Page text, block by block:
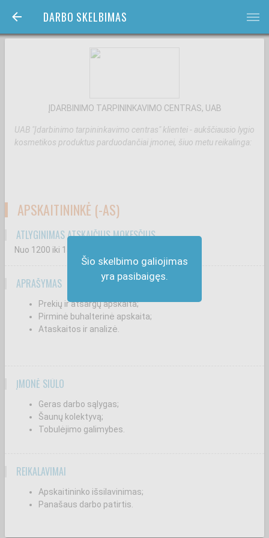
DARBO SKELBIMAS bars
Šio skelbimo galiojimas
yra pasibaigęs.
ĮDARBINIMO TARPININKAVIMO CENTRAS, UAB
UAB "Įdarbinimo tarpininkavimo centras" klientei - aukščiausio lygio
kosmetikos produktus parduodančiai įmonei, šiuo metu reikalinga:
APSKAITININKĖ (-AS)
ATLYGINIMAS ATSKAIČIUS MOKESČIUS
Nuo 1200 iki 1500
APRAŠYMAS
Prekių ir atsargų apskaita;
Pirminė buhalterinė apskaita;
Ataskaitos ir analizė.
ĮMONĖ SIŪLO
Geras darbo sąlygas;
Šaunų kolektyvą;
Tobulėjimo galimybes.
REIKALAVIMAI
Apskaitininko išsilavinimas;
Panašaus darbo patirtis.